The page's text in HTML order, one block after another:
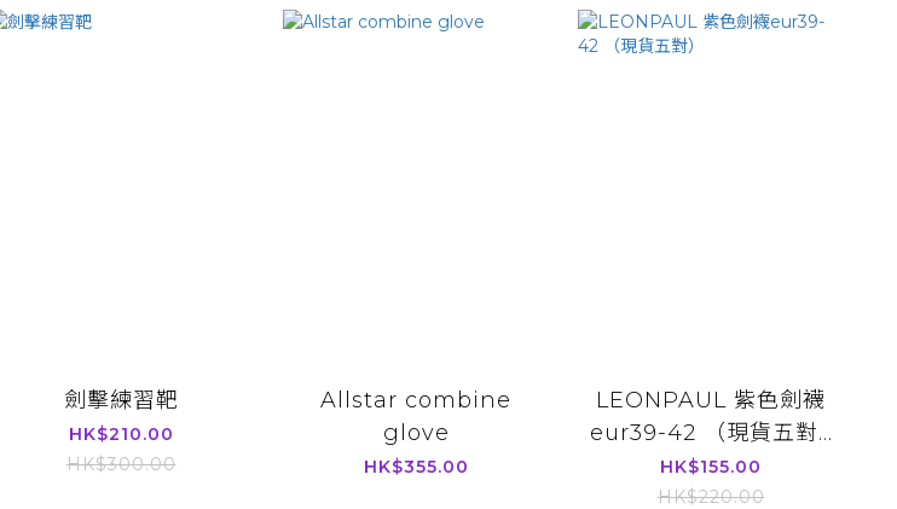
劍擊練習靶
HK$210.00
HK$300.00
Allstar combine
glove
HK$355.00
LEONPAUL 紫色劍襪
eur39-42 （現貨五對...
HK$155.00
HK$220.00